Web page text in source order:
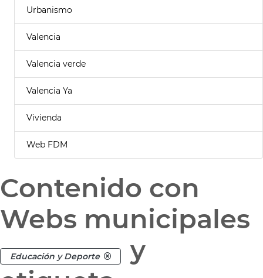
Urbanismo
Valencia
Valencia verde
Valencia Ya
Vivienda
Web FDM
Contenido con
Webs municipales
Educación y Deporte
y